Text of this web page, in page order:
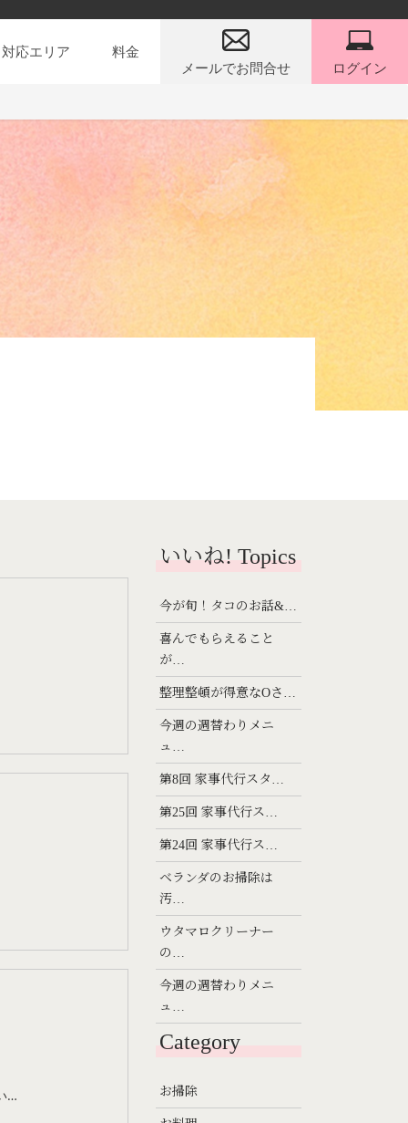
対応エリア
料金
メールでお問合せ
ログイン
…
いいね! Topics
今が旬！タコのお話&…
喜んでもらえること
が…
整理整頓が得意なOさ…
今週の週替わりメニ
ュ…
第8回 家事代行スタ…
第25回 家事代行ス…
第24回 家事代行ス…
ベランダのお掃除は
汚…
ウタマロクリーナー
の…
今週の週替わりメニ
ュ…
Category
お掃除